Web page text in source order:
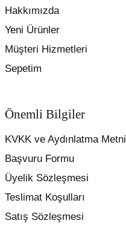
Hakkımızda
Yeni Ürünler
Müşteri Hizmetleri
Sepetim
Önemli Bilgiler
KVKK ve Aydınlatma Metni
Başvuru Formu
Üyelik Sözleşmesi
Teslimat Koşulları
Satış Sözleşmesi